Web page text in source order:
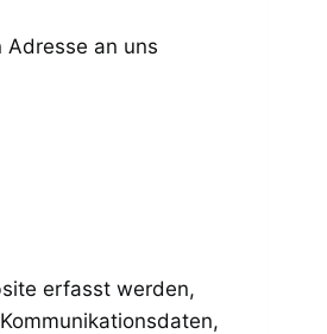
Adresse an uns
erfasst werden,